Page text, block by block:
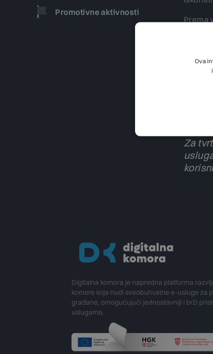
Promotivne aktivnosti
Prema
Ne
Cijene
Za
Digitalna komora je napredna platforma
komore koja nudi sveobuhvatne e-usluge za
građane, omogućujući jednostavniji i brži
uslugama.
Ova